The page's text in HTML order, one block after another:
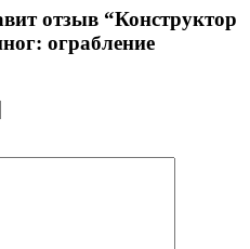
отзыв “Конструктор
ограбление